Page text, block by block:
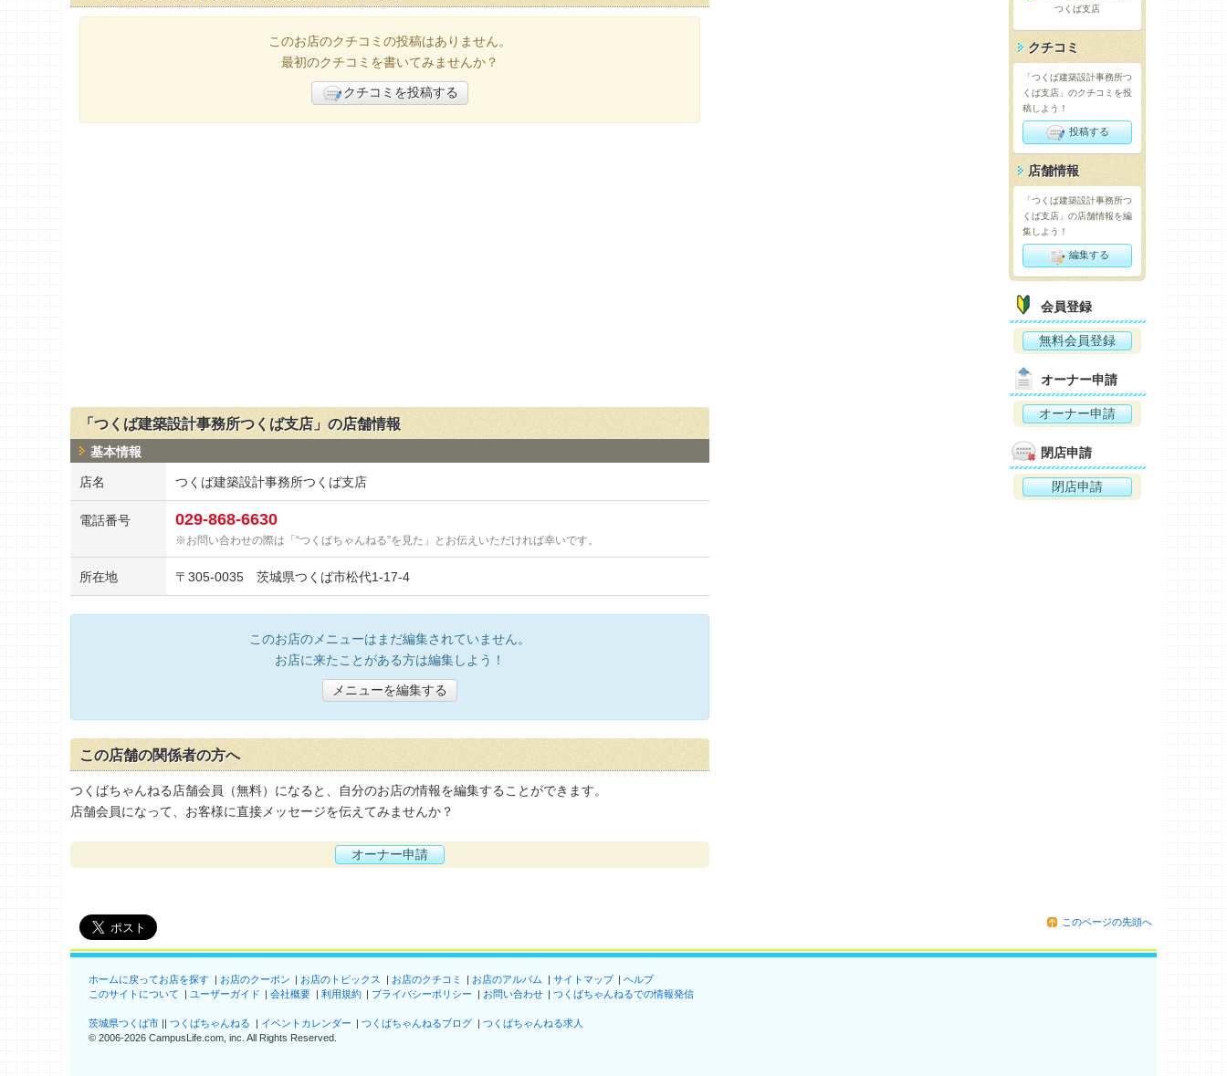
このお店のクチコミの投稿はありません。
最初のクチコミを書いてみませんか？
クチコミを投稿する
「つくば建築設計事務所つくば支店」の店舗情報
基本情報
店名 つくば建築設計事務所つくば支店
電話番号 029-868-6630
お問い合わせの際は「“つくばちゃんねる”を見た」とお伝えいただければ幸いです。
所在地 〒 305-0035 茨城県つくば市松代1-17-4
このお店のメニューはまだ編集されていません。
お店に来たことがある方は編集しよう！
メニューを編集する
この店舗の関係者の方へ
つくばちゃんねる店舗会員（無料）になると、自分のお店の情報を編集することができます。
店舗会員になって、お客様に直接メッセージを伝えてみませんか？
オーナー申請
クチコミ
「つくば建築設計事務所つ
くば支店」のクチコミを投
稿しよう！
投稿する
店舗情報
「つくば建築設計事務所つ
くば支店」の店舗情報を編
集しよう！
編集する
会員登録
無料会員登録
オーナー申請
オーナー申請
閉店申請
閉店申請
このページの先頭へ
ホームに戻ってお店を探す お店のクーポン お店のトピックス お店のクチコミ お店のアルバム サイトマップ
ヘルプ
このサイトについて
ユーザーガイド 会社概要 利用規約 プライバシーポリシー お問い合わせ つくばちゃんねるでの情報発信
茨城県つくば市 つくばちゃんねる イベントカレンダー つくばちゃんねるブログ
つくばちゃんねる求人
© 2006-2026 CampusLife.com, inc. All Rights Reserved